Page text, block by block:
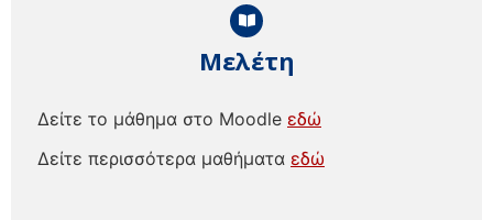
Μελέτη
Δείτε το μάθημα στο Moodle εδώ
Δείτε περισσότερα μαθήματα εδώ